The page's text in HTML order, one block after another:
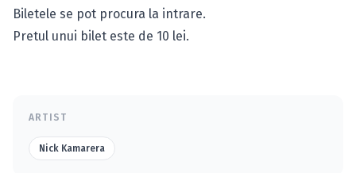
Biletele se pot procura la intrare.
Pretul unui bilet este de 10 lei.
ARTIST
Nick Kamarera